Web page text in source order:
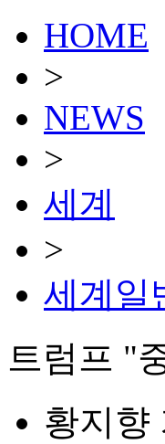
HOME
>
NEWS
>
세계
>
세계일
트럼프 "
황지향